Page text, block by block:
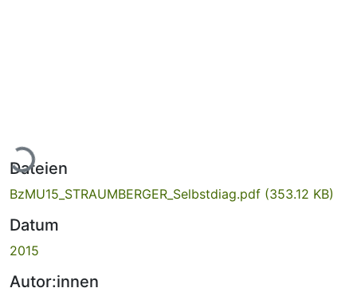
Lade...
Dateien
BzMU15_STRAUMBERGER_Selbstdiag.pdf (353.12 KB)
Datum
2015
Autor:innen